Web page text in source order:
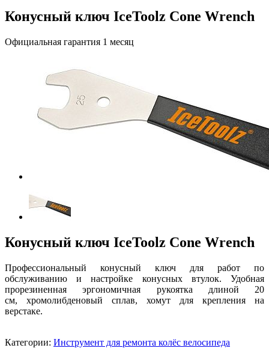
Конусный ключ IceToolz Cone Wrench
Официальная гарантия 1 месяц
Конусный ключ IceToolz Cone Wrench
Профессиональный конусный ключ для работ по
обслуживанию и настройке конусных втулок. Удобная
прорезиненная эргономичная рукоятка длиной 20
см, хромолибденовый сплав, хомут для крепления на
верстаке.
Категории: Инструмент для ремонта колёс велосипеда